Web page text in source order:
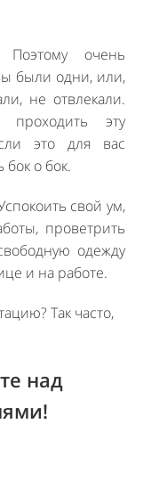
очень
были одни, или,
не отвлекали.
эту
это для вас
о бок.
свой ум,
проветрить
одежду
и на работе.
Так часто,
над